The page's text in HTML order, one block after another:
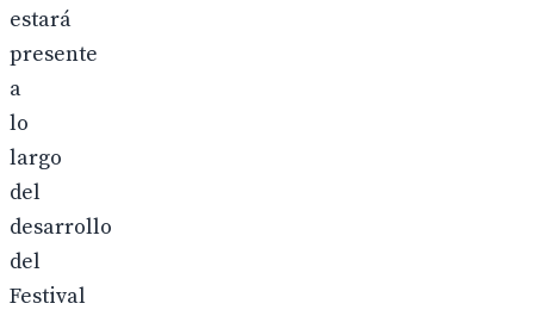
estará
presente
a
lo
largo
del
desarrollo
del
Festival